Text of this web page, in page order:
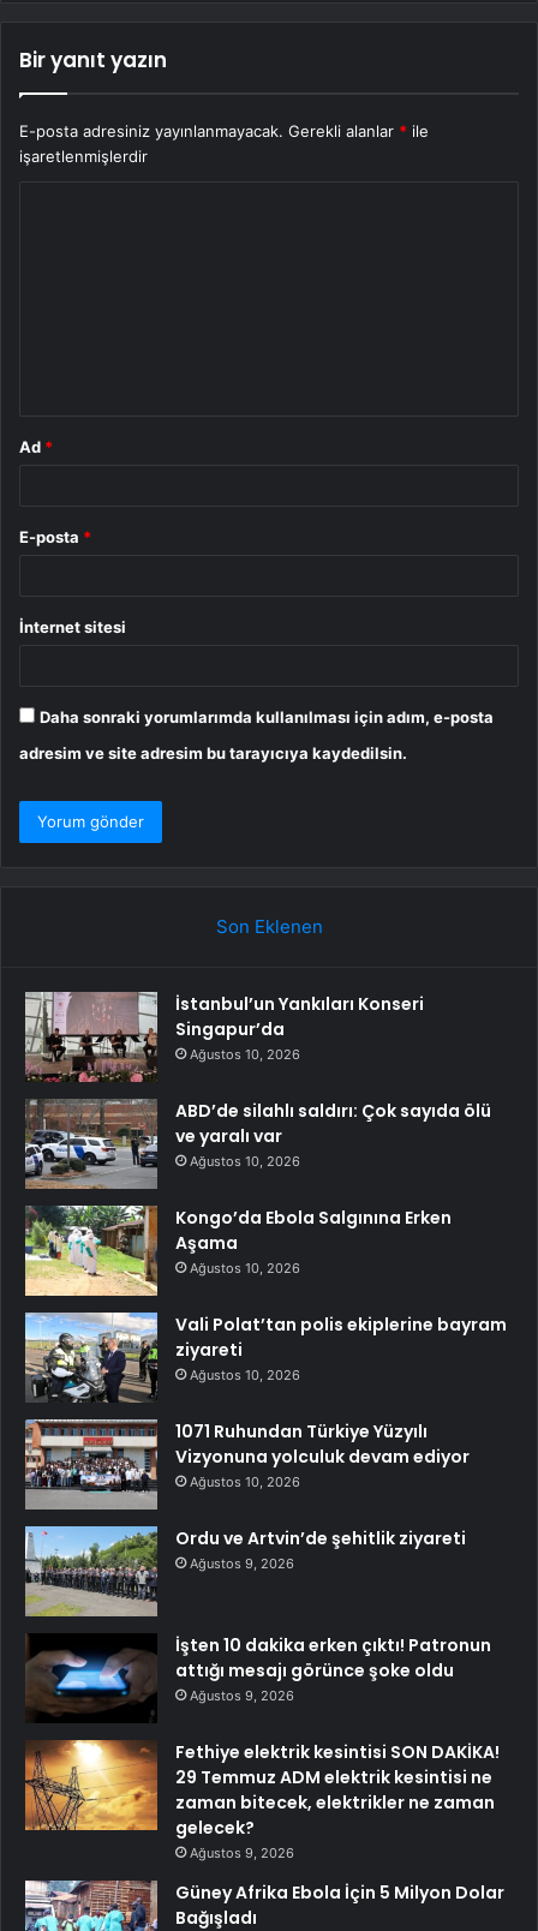
Bir yanıt yazın
E-posta adresiniz yayınlanmayacak. Gerekli alanlar * ile
işaretlenmişlerdir
Ad *
E-posta *
İnternet sitesi
Daha sonraki yorumlarımda kullanılması için adım, e-posta
adresim ve site adresim bu tarayıcıya kaydedilsin.
Son Eklenen
İstanbul’un Yankıları Konseri
Singapur’da
Ağustos 10, 2026
ABD’de silahlı saldırı: Çok sayıda ölü
ve yaralı var
Ağustos 10, 2026
Kongo’da Ebola Salgınına Erken
Aşama
Ağustos 10, 2026
Vali Polat’tan polis ekiplerine bayram
ziyareti
Ağustos 10, 2026
1071 Ruhundan Türkiye Yüzyılı
Vizyonuna yolculuk devam ediyor
Ağustos 10, 2026
Ordu ve Artvin’de şehitlik ziyareti
Ağustos 9, 2026
İşten 10 dakika erken çıktı! Patronun
attığı mesajı görünce şoke oldu
Ağustos 9, 2026
Fethiye elektrik kesintisi SON DAKİKA!
29 Temmuz ADM elektrik kesintisi ne
zaman bitecek, elektrikler ne zaman
gelecek?
Ağustos 9, 2026
Güney Afrika Ebola İçin 5 Milyon Dolar
Bağışladı